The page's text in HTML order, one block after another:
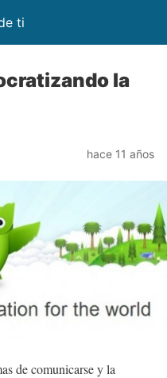
ti
la
hace 11 años
de comunicarse y la